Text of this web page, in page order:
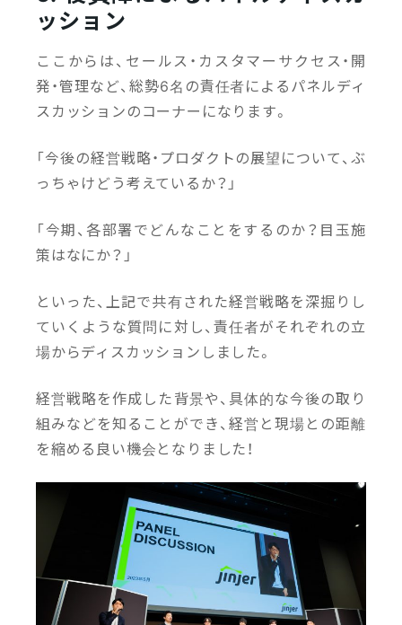
ッション
ここからは、セールス・カスタマーサクセス・開
発・管理など、総勢6名の責任者によるパネルディ
スカッションのコーナーになります。
「今後の経営戦略・プロダクトの展望について、ぶ
っちゃけどう考えているか？」
「今期、各部署でどんなことをするのか？目玉施
策はなにか？」
といった、上記で共有された経営戦略を深掘りし
ていくような質問に対し、責任者がそれぞれの立
場からディスカッションしました。
経営戦略を作成した背景や、具体的な今後の取り
組みなどを知ることができ、経営と現場との距離
を縮める良い機会となりました！